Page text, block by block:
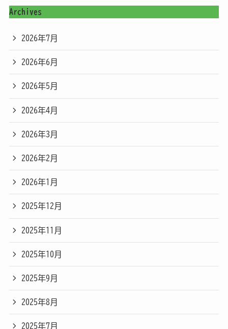
Archives
2026年7月
2026年6月
2026年5月
2026年4月
2026年3月
2026年2月
2026年1月
2025年12月
2025年11月
2025年10月
2025年9月
2025年8月
2025年7月